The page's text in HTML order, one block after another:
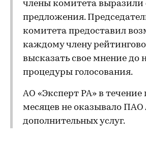
члены комитета выразили
предложения.
комитета предоставил
каждому члену
высказать свое мнение до
процедуры голосования.
АО «Эксперт РА» в течение
месяцев не оказывало
дополнительных услуг.